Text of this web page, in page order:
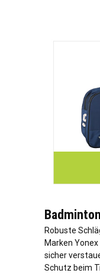
Robuste
Marken
sicher
Schutz beim